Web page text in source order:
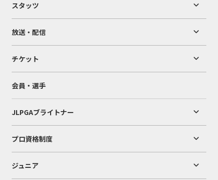
スタッツ
放送・配信
チケット
会員・選手
JLPGAブライトナー
プロ資格制度
ジュニア